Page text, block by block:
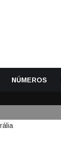
NÚMEROS